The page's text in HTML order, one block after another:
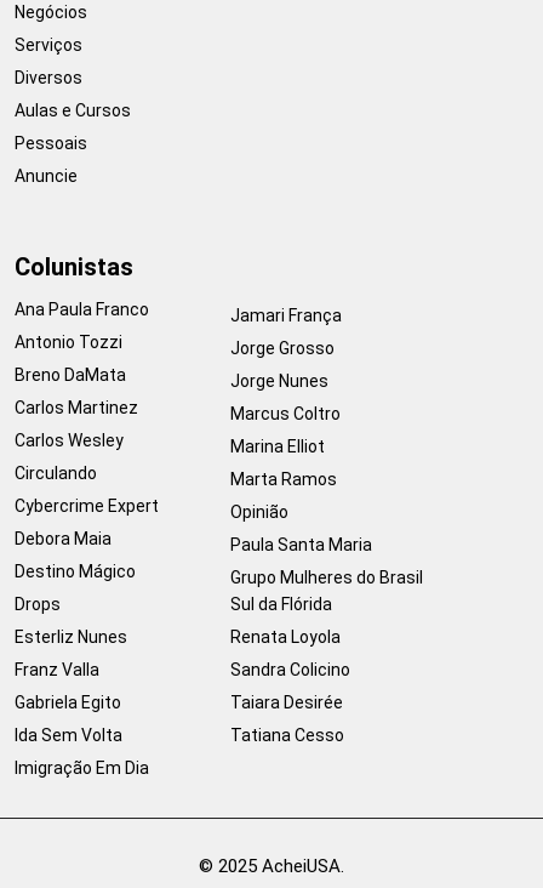
Negócios
Serviços
Diversos
Aulas e Cursos
Pessoais
Anuncie
Colunistas
Ana Paula Franco
Antonio Tozzi
Breno DaMata
Carlos Martinez
Carlos Wesley
Circulando
Cybercrime Expert
Debora Maia
Destino Mágico
Drops
Esterliz Nunes
Franz Valla
Gabriela Egito
Ida Sem Volta
Imigração Em Dia
Jamari França
Jorge Grosso
Jorge Nunes
Marcus Coltro
Marina Elliot
Marta Ramos
Opinião
Paula Santa Maria
Grupo Mulheres do Brasil
Sul da Flórida
Renata Loyola
Sandra Colicino
Taiara Desirée
Tatiana Cesso
© 2025 AcheiUSA.